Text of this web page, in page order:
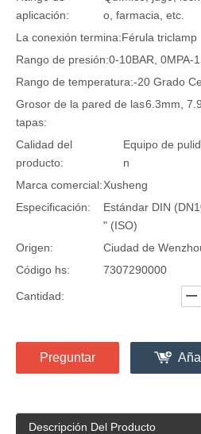
aplicación:
o, farmacia, etc.
La conexión termina:Férula triclamp
Rango de presión:0-10BAR, 0MPA-
Rango de temperatura:-20 Grado
Grosor de la pared de las
tapas:
6.3mm,
Calidad del
producto:
Equipo de
n
Marca comercial:Xusheng
Especificación:
Estándar DIN
" (ISO)
Origen:
Ciudad de
Código hs:
7307290000
Cantidad:
Preguntar
Descripción Del Producto